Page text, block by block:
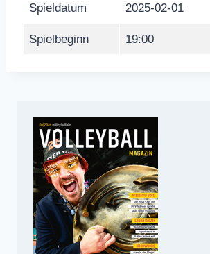
Spieldatum 2025-02-01
Spielbeginn 19:00